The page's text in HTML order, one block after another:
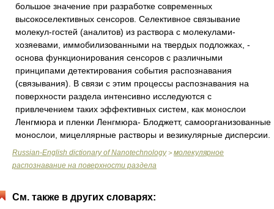
большое значение при разработке современных
высокоселективных сенсоров. Селективное связывание
молекул-гостей (аналитов) из раствора с молекулами-
хозяевами, иммобилизованными на твердых подложках, -
основа функционирования сенсоров с различными
принципами детектирования события распознавания
(связывания). В связи с этим процессы распознавания на
поверхности раздела интенсивно исследуются с
привлечением таких эффективных систем, как монослои
Ленгмюра и пленки Ленгмюра- Блоджетт, самоорганизованные
монослои, мицеллярные растворы и везикулярные дисперсии.
Russian-English dictionary of Nanotechnology> молекулярное
распознавание на поверхности раздела
См. также в других словарях: